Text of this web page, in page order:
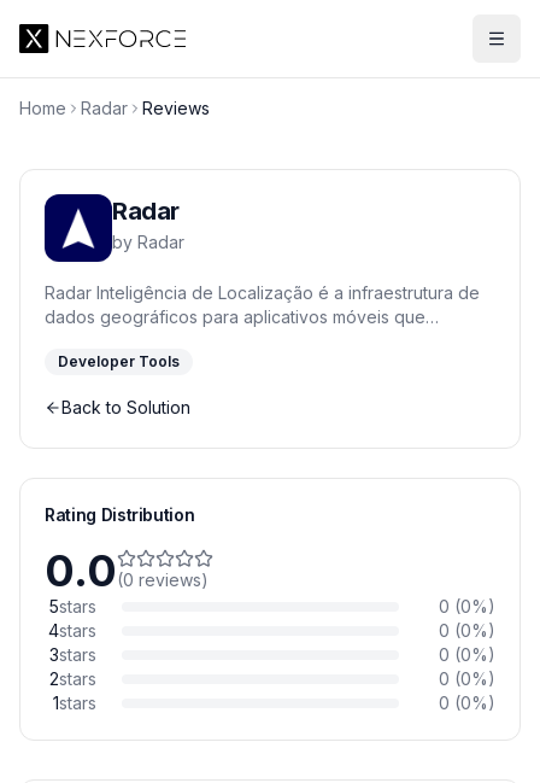
Home Radar Reviews
Radar
by Radar
Radar Inteligência de Localização é a infraestrutura de
dados geográficos para aplicativos móveis que
de viagens. Processe bilhões de eventos com uma
alternativa de custo mais eficiente em comparação com
grande escala.
Developer Tools
Back to Solution
Rating Distribution
0.0(0 reviews)
5stars 0 (0%)
4stars 0 (0%)
3stars 0 (0%)
2stars 0 (0%)
1stars 0 (0%)